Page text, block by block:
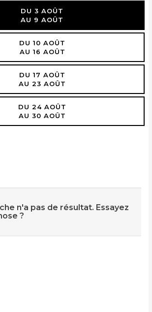
DU 3 AOÛT
AU 9 AOÛT
DU 10 AOÛT
AU 16 AOÛT
DU 17 AOÛT
AU 23 AOÛT
DU 24 AOÛT
AU 30 AOÛT
n'a pas de résultat. Essayez
?